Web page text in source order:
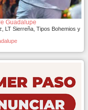
Guadalupe
LT Sierreña, Tipos Bohemios y